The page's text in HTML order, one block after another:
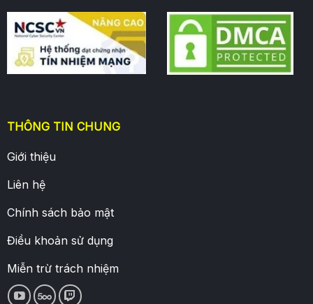
THÔNG TIN CHUNG
Giới thiệu
Liên hệ
Chính sách bảo mật
Điều khoản sử dụng
Miễn trừ trách nhiệm